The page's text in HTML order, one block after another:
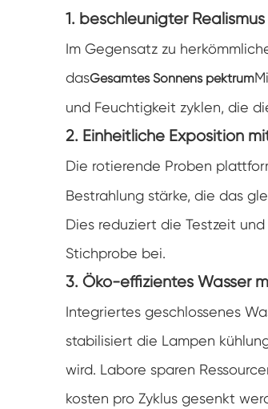
1. beschleunigter
Im Gegensatz zu
dasGesamtes Sonnens pektrum
und Feuchtigkeit zyklen, die
2. Einheitliche Exposition
Die rotierende Proben
Bestrahlung stärke, die das
Dies reduziert die Testzeit
Stichprobe bei.
3. Öko-effizientes Wasser
Integriertes geschlossenes
stabilisiert die Lampen
wird. Labore sparen
kosten pro Zyklus gesenkt